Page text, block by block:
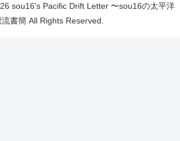
sou16's Pacific Drift Letter 〜sou16の太平洋
流書簡 All Rights Reserved.